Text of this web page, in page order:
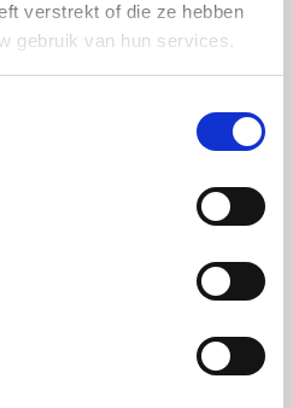
verstrekt of die ze hebben
gebruik van hun services.
Schiesser Interhome
Lufthansa
DeubaXXL